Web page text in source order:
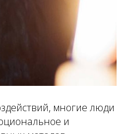
многие люди
и